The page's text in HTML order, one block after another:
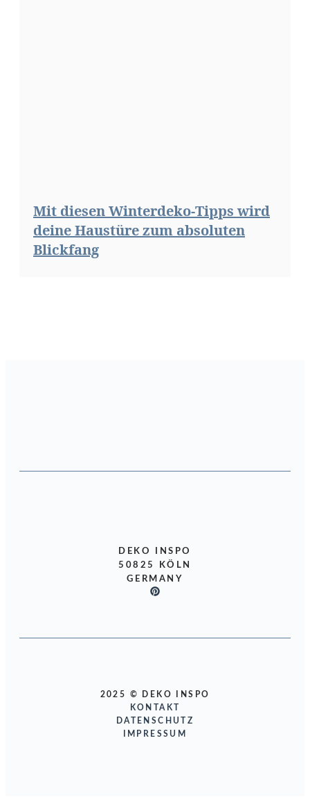
Mit diesen Winterdeko-Tipps wird
deine Haustüre zum absoluten
Blickfang
DEKO INSPO
50825 KÖLN
GERMANY
2025 © DEKO INSPO
KONTAKT
DATENSCHUTZ
IMPRESSUM